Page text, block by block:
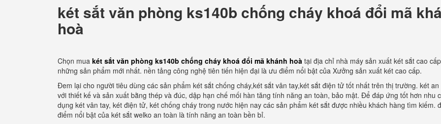
két sắt văn phòng ks140b chống cháy khoá đổi mã
hoà
Chọn mua két sắt văn phòng ks140b chống cháy khoá đổi mã khánh hoà tại địa chỉ nhà máy sản xuất két sắt cao
những sản phẩm mới nhất. nền tảng công nghệ tiên tiến hiện đại là ưu điểm nổi bật của Xưởng sản xuất két cao cấp.
Đem lại cho người tiêu dùng các sản phẩm két sắt chống cháy,két sắt vân tay,két sắt điện tử tốt nhất trên thị trường. két an
với thiết kế và sản xuất bằng thép và đúc, dập hạn chế mối hàn tăng tính năng an toàn, bảo mật. Để đáp ứng tốt hơn nhu
dụng két vân tay, két điện tử, két chống cháy trong nước hiện nay các sản phẩm két sắt được nhiều khách hàng tìm kiếm.
điểm nổi bật của két sắt welko an toàn là tính năng an toàn bền bỉ.